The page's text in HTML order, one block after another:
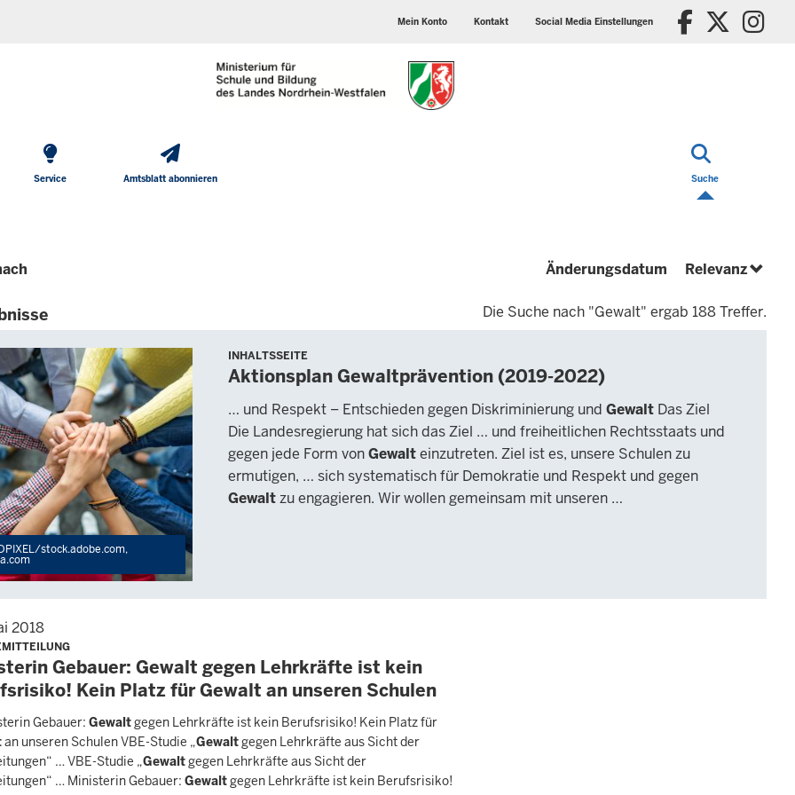
TopMein Konto Kontakt
media
Social Media Einstellungen X/
Service Amtsblatt abonnieren Suche
Änderungsdatum (absteigend)
Relevanz
Die Suche nach "Gewalt" ergab 188 Treffer.
stock.adobe.com,
INHALTSSEITE
Aktionsplan Gewaltprävention (2019-2022)
… und Respekt – Entschieden gegen Diskriminierung undGewalt Das Ziel
Die Landesregierung hat sich das Ziel … und freiheitlichen Rechtsstaats und
gegen jede Form vonGewalteinzutreten. Ziel ist es, unsere Schulen zu
ermutigen, … sich systematisch für Demokratie und Respekt und gegen
Gewaltzu engagieren. Wir wollen gemeinsam mit unseren …
2018
Gebauer: Gewalt gegen Lehrkräfte ist kein
Kein Platz für Gewalt an unseren Schulen
Gebauer: Gewaltgegen Lehrkräfte ist kein Berufsrisiko! Kein Platz für
an unseren Schulen VBE-Studie „Gewaltgegen Lehrkräfte aus Sicht der
… VBE-Studie „Gewaltgegen Lehrkräfte aus Sicht der
… Ministerin Gebauer: Gewaltgegen Lehrkräfte ist kein Berufsrisiko!